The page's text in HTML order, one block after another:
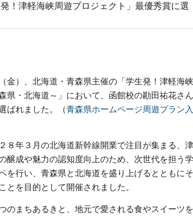
！津軽海峡周遊プロジェクト」最優秀賞に選
金）、北海道・青森県主催の「学生発！津軽海
県・北海道～」において、函館校の勘田祐花さ
ばれました。（青森県ホームページ周遊プラン
８年３月の北海道新幹線開業で注目が集まる、
醸成や魅力の認知度向上のため、次世代を担う
を行い、青森県と北海道を盛り上げるとともに
とを目的として開催されました。
のまちあるきと、地元で愛される食やスイーツ